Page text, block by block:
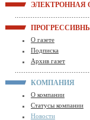
ЭЛЕКТРОННАЯ
О газете
Подписка
Архив газет
КОМПАНИЯ
О компании
Статусы компании
Новости